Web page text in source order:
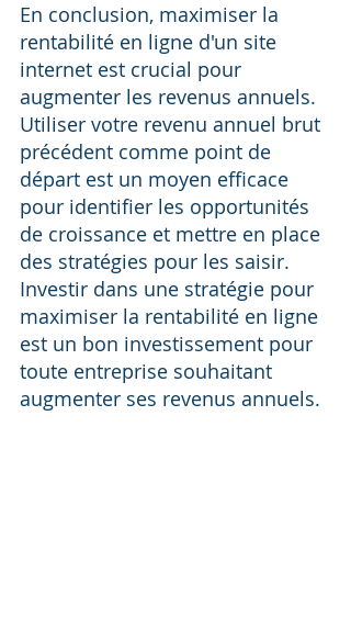
En conclusion, maximiser la
rentabilité en ligne d'un site
internet est crucial pour
augmenter les revenus annuels.
Utiliser votre revenu annuel brut
précédent comme point de
départ est un moyen efficace
pour identifier les opportunités
de croissance et mettre en place
des stratégies pour les saisir.
Investir dans une stratégie pour
maximiser la rentabilité en ligne
est un bon investissement pour
toute entreprise souhaitant
augmenter ses revenus annuels.